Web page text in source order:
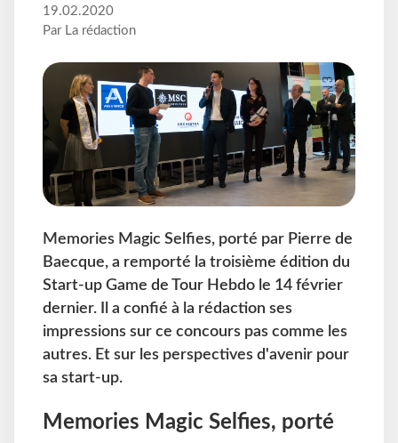
19.02.2020
Par La rédaction
Memories Magic Selfies, porté par Pierre de
Baecque, a remporté la troisième édition du
Start-up Game de Tour Hebdo le 14 février
dernier. Il a confié à la rédaction ses
impressions sur ce concours pas comme les
autres. Et sur les perspectives d'avenir pour
sa start-up.
Memories Magic Selfies, porté